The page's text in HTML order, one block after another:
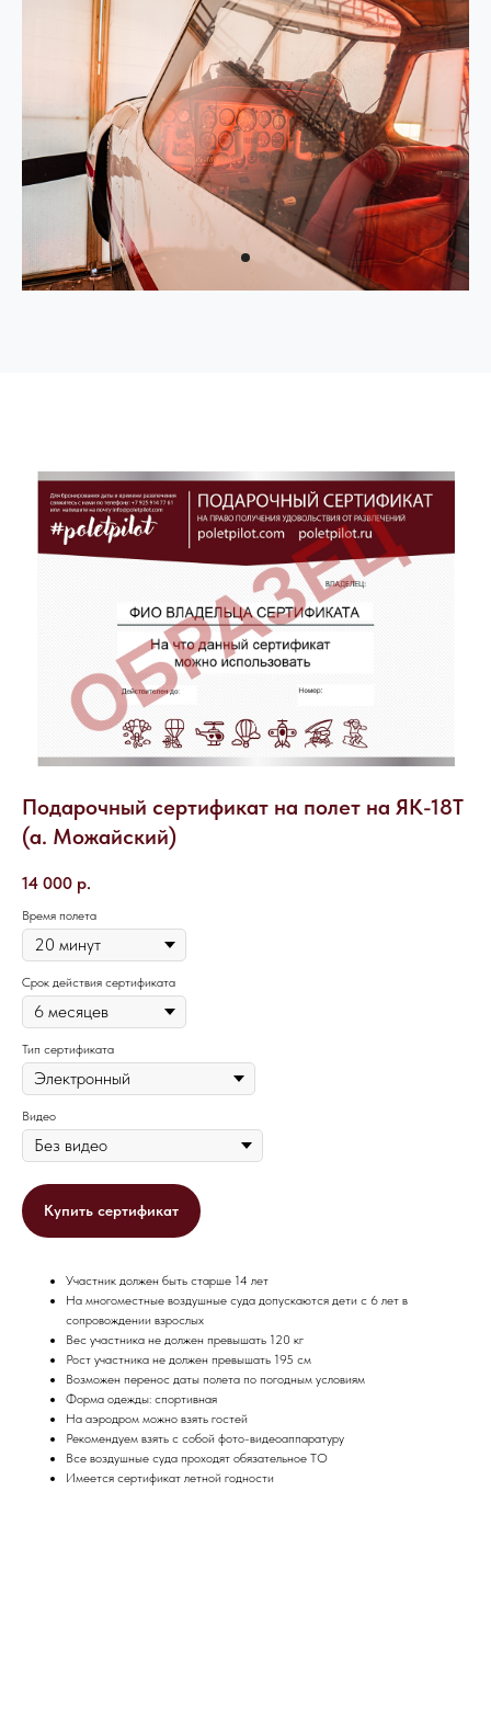
Подарочный сертификат на полет на ЯК-18Т
(а. Можайский)
14 000 р.
Время полета
Срок действия сертификата
Тип сертификата
Видео
Купить сертификат
Участник должен быть старше 14 лет
На многоместные воздушные суда допускаются дети с 6 лет в
сопровождении взрослых
Вес участника не должен превышать 120 кг
Рост участника не должен превышать 195 см
Возможен перенос даты полета по погодным условиям
Форма одежды: спортивная
На аэродром можно взять гостей
Рекомендуем взять с собой фото-видеоаппаратуру
Все воздушные суда проходят обязательное ТО
Имеется сертификат летной годности